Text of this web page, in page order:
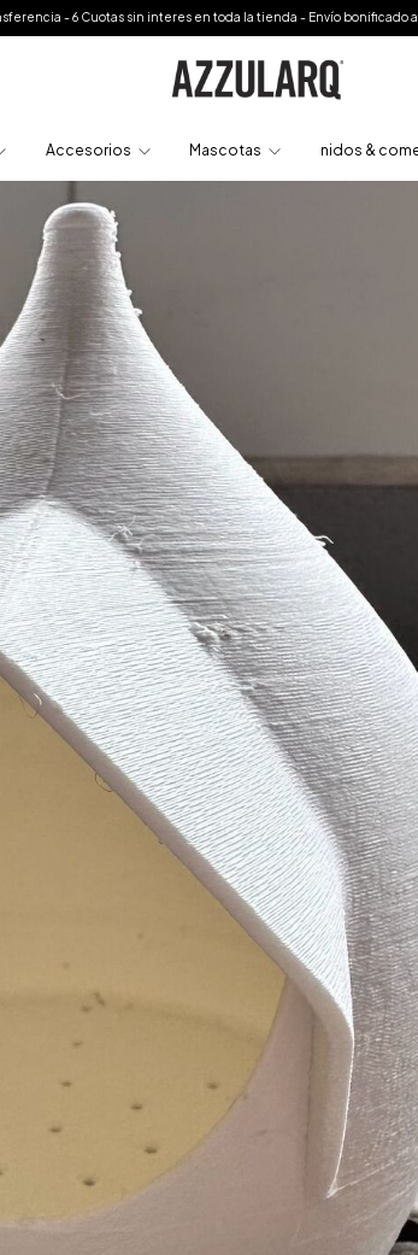
en toda la tienda - Envío bonificado a todo Argentina en
Accesorios Mascotas nidos &